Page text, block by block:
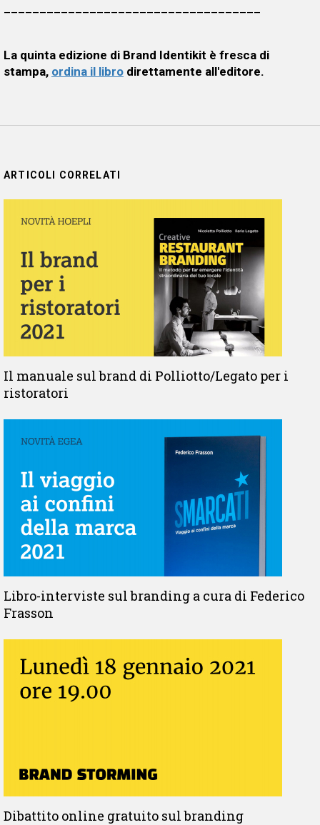
La quinta edizione di Brand Identikit è fresca di
stampa, ordina il libro direttamente all'editore.
ARTICOLI CORRELATI
Il manuale sul brand di Polliotto/Legato per i
ristoratori
Libro-interviste sul branding a cura di Federico
Frasson
Dibattito online gratuito sul branding